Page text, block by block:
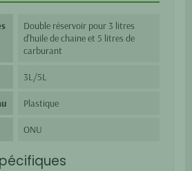
Double réservoir pour 3 litres
d'huile de chaine et 5 litres de
carburant
3L/5L
Plastique
ONU